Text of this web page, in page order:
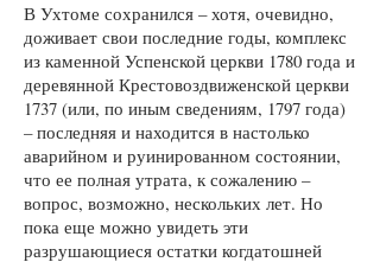
В Ухтоме сохранился – хотя, очевидно,
доживает свои последние годы, комплекс
из каменной Успенской церкви 1780 года и
деревянной Крестовоздвиженской церкви
1737 (или, по иным сведениям, 1797 года)
– последняя и находится в настолько
аварийном и руинированном состоянии,
что ее полная утрата, к сожалению –
вопрос, возможно, нескольких лет. Но
пока еще можно увидеть эти
разрушающиеся остатки когдатошней